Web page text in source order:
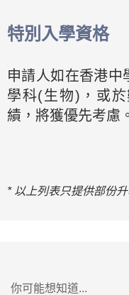
特別入學資格
申請人如在香港中
學科(生物)，或
績，將獲優先考慮。
* 以上列表只提供部份
你可能想知道...